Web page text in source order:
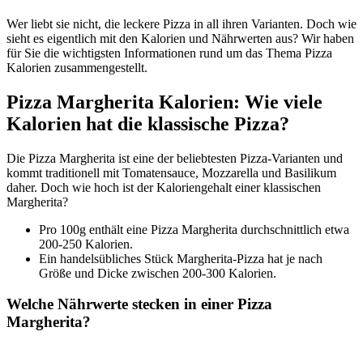
Wer liebt sie nicht, die leckere Pizza in all ihren Varianten. Doch wie
sieht es eigentlich mit den Kalorien und Nährwerten aus? Wir haben
für Sie die wichtigsten Informationen rund um das Thema Pizza
Kalorien zusammengestellt.
Pizza Margherita Kalorien: Wie viele
Kalorien hat die klassische Pizza?
Die Pizza Margherita ist eine der beliebtesten Pizza-Varianten und
kommt traditionell mit Tomatensauce, Mozzarella und Basilikum
daher. Doch wie hoch ist der Kaloriengehalt einer klassischen
Margherita?
Pro 100g enthält eine Pizza Margherita durchschnittlich etwa
200-250 Kalorien.
Ein handelsübliches Stück Margherita-Pizza hat je nach
Größe und Dicke zwischen 200-300 Kalorien.
Welche Nährwerte stecken in einer Pizza
Margherita?